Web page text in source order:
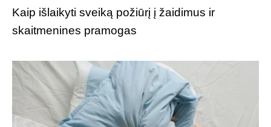
Kaip išlaikyti sveiką požiūrį į žaidimus ir
skaitmenines pramogas